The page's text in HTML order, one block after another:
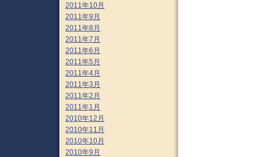
2011年10月
2011年9月
2011年8月
2011年7月
2011年6月
2011年5月
2011年4月
2011年3月
2011年2月
2011年1月
2010年12月
2010年11月
2010年10月
2010年9月